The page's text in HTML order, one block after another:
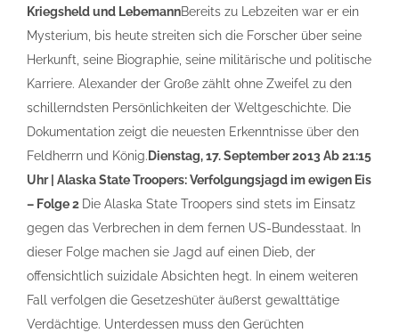
Kriegsheld und LebemannBereits zu Lebzeiten war er ein
Mysterium, bis heute streiten sich die Forscher über seine
Herkunft, seine Biographie, seine militärische und politische
Karriere. Alexander der Große zählt ohne Zweifel zu den
schillerndsten Persönlichkeiten der Weltgeschichte. Die
Dokumentation zeigt die neuesten Erkenntnisse über den
Feldherrn und König. Dienstag, 17. September 2013Ab 21:15
Uhr | Alaska State Troopers: Verfolgungsjagd im ewigen Eis
– Folge 2 Die Alaska State Troopers sind stets im Einsatz
gegen das Verbrechen in dem fernen US-Bundesstaat. In
dieser Folge machen sie Jagd auf einen Dieb, der
offensichtlich suizidale Absichten hegt. In einem weiteren
Fall verfolgen die Gesetzeshüter äußerst gewalttätige
Verdächtige. Unterdessen muss den Gerüchten